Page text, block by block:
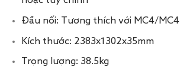
Đầu nối: Tương thích với MC4/MC4
Kích thước: 2383x1302x35mm
Trọng lượng: 38.5kg